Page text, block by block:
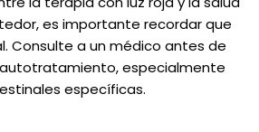
es importante recordar que
Consulte a un médico antes de
especialmente
específicas.